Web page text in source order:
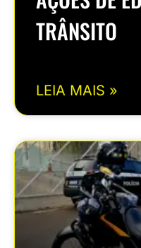
TRÂNSITO
LEIA MAIS »